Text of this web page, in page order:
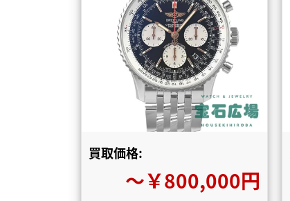
買取価格:
〜￥800,000円